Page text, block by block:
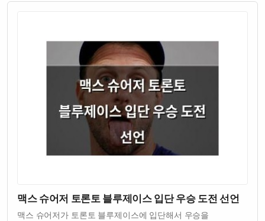
맥스 슈어저 토론토 블루제이스 입단 우승 도전 선언
맥스 슈어저가 토론토 블루제이스에 입단해서 우승을